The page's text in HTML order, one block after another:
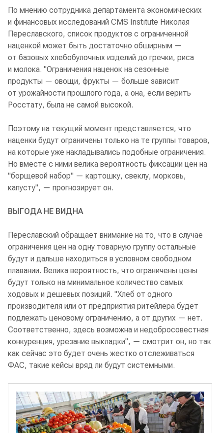
По мнению сотрудника департамента экономических
и финансовых исследований CMS Institute Николая
Переславского, список продуктов с ограниченной
наценкой может быть достаточно обширным —
от базовых хлебобулочных изделий до гречки, риса
и молока. "Ограничения наценок на сезонные
продукты — овощи, фрукты — больше зависит
от урожайности прошлого года, а она, если верить
Росстату, была не самой высокой.
Поэтому на текущий момент представляется, что
наценки будут ограничены только на те группы товаров,
на которые уже накладывались подобные ограничения.
Но вместе с ними велика вероятность фиксации цен на
"борщевой набор" — картошку, свеклу, морковь,
капусту", — прогнозирует он.
ВЫГОДА НЕ ВИДНА
Переславский обращает внимание на то, что в случае
ограничения цен на одну товарную группу остальные
будут и дальше находиться в условном свободном
плавании. Велика вероятность, что ограничены цены
будут только на минимальное количество самых
ходовых и дешевых позиций. "Хлеб от одного
производителя или от предприятия ритейлера будет
подлежать ценовому ограничению, а от других — нет.
Соответственно, здесь возможна и недобросовестная
конкуренция, урезание выкладки", — смотрит он, но так
как сейчас это будет очень жестко отслеживаться
ФАС, такие кейсы вряд ли будут системными.